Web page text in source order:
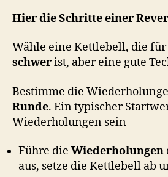
Hier die Schritte einer
Wähle eine Kettlebell, die für
schwerist, aber eine gute
Bestimme die
Runde. Ein typischer
Wiederholungen sein
Führe die Wiederholungen
aus, setze die Kettlebell ab